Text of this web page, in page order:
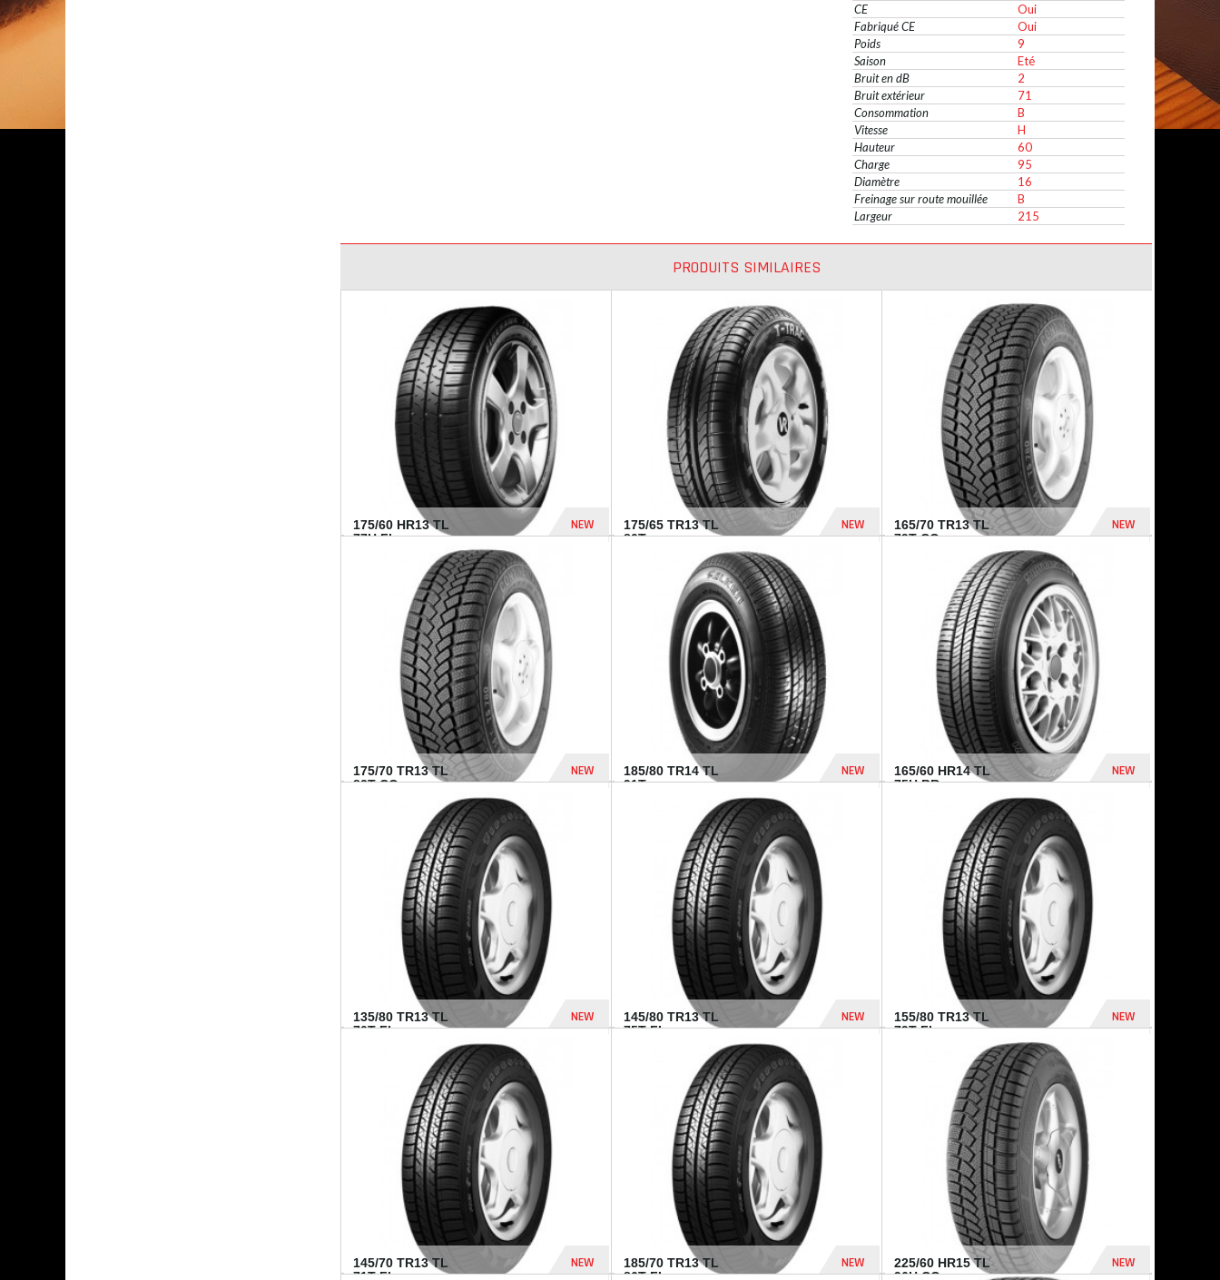
CE
Oui
Fabriqué CE
Oui
Poids
9
Saison
Eté
Bruit en dB
2
Bruit extérieur
71
Consommation
B
Vitesse
H
Hauteur
60
Charge
95
Diamètre
16
Freinage sur route mouillée
B
Largeur
215
PRODUITS SIMILAIRES
175/60 HR13 TL
77H FI...
NEW
394 Dhs
175/65 TR13 TL
80T...
NEW
165/70 TR13 TL
79T CO...
NEW
364 Dhs
175/70 TR13 TL
82T CO...
NEW
185/80 TR14 TL
91T...
NEW
448 Dhs
165/60 HR14 TL
75H BR...
NEW
135/80 TR13 TL
70T FI...
NEW
145/80 TR13 TL
75T FI...
NEW
155/80 TR13 TL
79T FI...
NEW
145/70 TR13 TL
71T FI...
NEW
185/70 TR13 TL
86T FI...
NEW
225/60 HR15 TL
96H CO...
NEW